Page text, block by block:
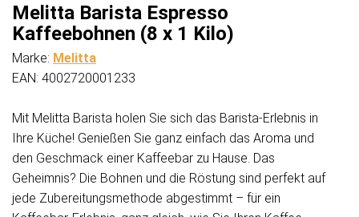
Melitta Barista Espresso
Kaffeebohnen (8 x 1 Kilo)
Marke: Melitta
EAN: 4002720001233
Mit Melitta Barista holen Sie sich das Barista-Erlebnis in
Ihre Küche! Genießen Sie ganz einfach das Aroma und
den Geschmack einer Kaffeebar zu Hause. Das
Geheimnis? Die Bohnen und die Röstung sind perfekt auf
jede Zubereitungsmethode abgestimmt – für ein